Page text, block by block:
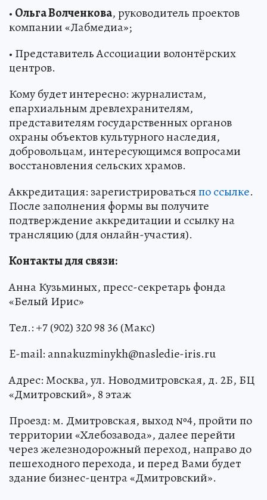
• Ольга Волченкова, руководитель проектов
компании «Лабмедиа»;
• Представитель Ассоциации волонтёрских
центров.
Кому будет интересно: журналистам,
епархиальным древлехранителям,
представителям государственных органов
охраны объектов культурного наследия,
добровольцам, интересующимся вопросами
восстановления сельских храмов.
Аккредитация: зарегистрироватьсяпо ссылке.
После заполнения формы вы получите
подтверждение аккредитации и ссылку на
трансляцию (для онлайн-участия).
Контакты для связи:
Анна Кузьминых, пресс-секретарь фонда
«Белый Ирис»
Тел.: +7 (902) 320 98 36 (Макс)
E-mail: annakuzminykh@nasledie-iris.ru
Адрес: Москва, ул. Новодмитровская, д. 2Б, БЦ
«Дмитровский», 8 этаж
Проезд: м. Дмитровская, выход №4, пройти по
территории «Хлебозавода», далее перейти
через железнодорожный переход, направо до
пешеходного перехода, и перед Вами будет
здание бизнес-центра «Дмитровский».